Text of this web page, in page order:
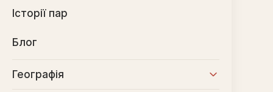
Історії пар
Блог
Географія
Ольга Шалумова